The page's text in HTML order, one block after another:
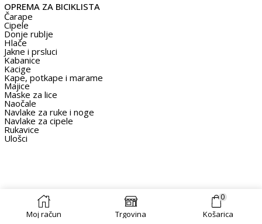
OPREMA ZA BICIKLISTA
Čarape
Cipele
Donje rublje
Hlače
Jakne i prsluci
Kabanice
Kacige
Kape, potkape i marame
Majice
Maske za lice
Naočale
Navlake za ruke i noge
Navlake za cipele
Rukavice
Ulošci
Moj račun Trgovina
0
Košarica